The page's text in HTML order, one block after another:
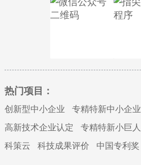
热门项目：
创新型中小企业 专精特新中小企业
高新技术企业认定
专精特新小巨人
科策云
科技成果评价 中国专利奖